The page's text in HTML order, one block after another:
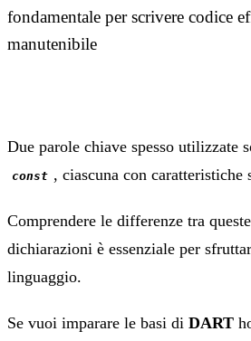
fondamentale per scrivere codice
manutenibile
Due parole chiave spesso utilizzate
const , ciascuna con caratteristiche
Comprendere le differenze tra
dichiarazioni è essenziale per
linguaggio.
Se vuoi imparare le basi di DART